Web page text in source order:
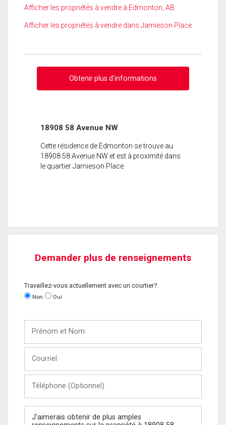
Afficher les propriétés à vendre à Edmonton, AB
Afficher les propriétés à vendre dans Jamieson Place
Obtenir plus d'informations
18908 58 Avenue NW
Cette résidence de Edmonton se trouve au
18908 58 Avenue NW et est à proximité dans
le quartier Jamieson Place.
Demander plus de renseignements
Travaillez-vous actuellement avec un courtier?
Non Oui
Nom
(Optionnel)
Message